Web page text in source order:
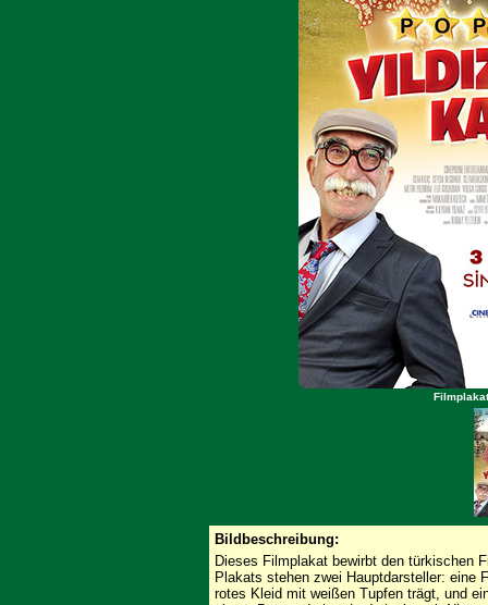
Bildbeschreibung:
Dieses Filmplakat bewirbt den türkischen
Plakats stehen zwei Hauptdarsteller: eine
rotes Kleid mit weißen Tupfen trägt, und